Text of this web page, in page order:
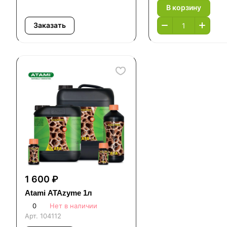
Заказать
В корзину
1 600 ₽
Atami ATAzyme 1л
0
Нет в наличии
Арт. 104112